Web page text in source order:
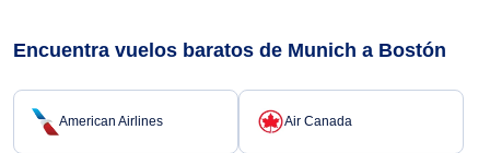
Encuentra vuelos baratos de Munich a Bostón
American Airlines Air Canada